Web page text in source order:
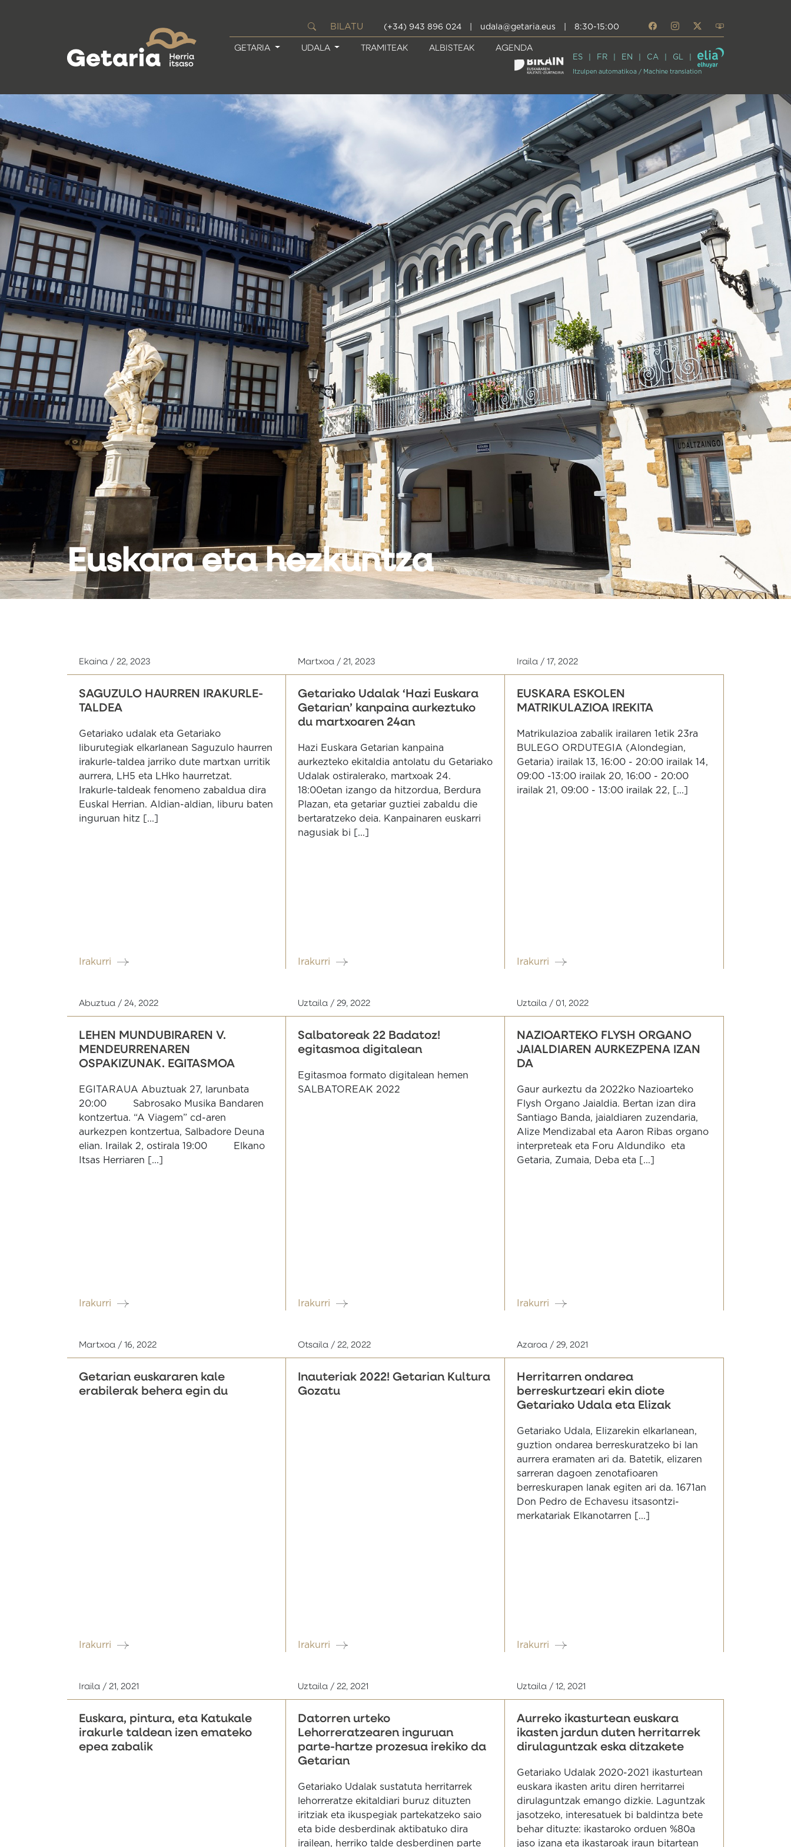
BILATU (+34) 943 896 024 udala@getaria.eus 8:30-15:00
GETARIA UDALA TRAMITEAK ALBISTEAK AGENDA
ES FR EN CA GL
Itzulpen automatikoa / Machine translation
Euskara eta hezkuntza
Ekaina / 22, 2023
SAGUZULO HAURREN IRAKURLE-
TALDEA
Getariako udalak eta Getariako
liburutegiak elkarlanean Saguzulo haurren
irakurle-taldea jarriko dute martxan urritik
aurrera, LH5 eta LHko haurretzat.
Irakurle-taldeak fenomeno zabaldua dira
Euskal Herrian. Aldian-aldian, liburu baten
inguruan hitz [...]
Irakurri
Martxoa / 21, 2023
Getariako Udalak ‘Hazi Euskara
Getarian’ kanpaina aurkeztuko
du martxoaren 24an
Hazi Euskara Getarian kanpaina
aurkezteko ekitaldia antolatu du Getariako
Udalak ostiralerako, martxoak 24.
18:00etan izango da hitzordua, Berdura
Plazan, eta getariar guztiei zabaldu die
bertaratzeko deia. Kanpainaren euskarri
nagusiak bi [...]
Irakurri
Iraila / 17, 2022
EUSKARA ESKOLEN
MATRIKULAZIOA IREKITA
Matrikulazioa zabalik irailaren 1etik 23ra
BULEGO ORDUTEGIA (Alondegian,
Getaria) irailak 13, 16:00 - 20:00 irailak 14,
09:00 -13:00 irailak 20, 16:00 - 20:00
irailak 21, 09:00 - 13:00 irailak 22, [...]
Irakurri
Abuztua / 24, 2022
LEHEN MUNDUBIRAREN V.
MENDEURRENAREN
OSPAKIZUNAK. EGITASMOA
EGITARAUA Abuztuak 27, larunbata
20:00 Sabrosako Musika Bandaren
kontzertua. “A Viagem” cd-aren
aurkezpen kontzertua, Salbadore Deuna
elian. Irailak 2, ostirala 19:00 Elkano
Itsas Herriaren [...]
Irakurri
Uztaila / 29, 2022
Salbatoreak 22 Badatoz!
egitasmoa digitalean
Egitasmoa formato digitalean hemen
SALBATOREAK 2022
Irakurri
Uztaila / 01, 2022
NAZIOARTEKO FLYSH ORGANO
JAIALDIAREN AURKEZPENA IZAN
DA
Gaur aurkeztu da 2022ko Nazioarteko
Flysh Organo Jaialdia. Bertan izan dira
Santiago Banda, jaialdiaren zuzendaria,
Alize Mendizabal eta Aaron Ribas organo
interpreteak eta Foru Aldundiko eta
Getaria, Zumaia, Deba eta [...]
Irakurri
Martxoa / 16, 2022
Getarian euskararen kale
erabilerak behera egin du
Irakurri
Otsaila / 22, 2022
Inauteriak 2022! Getarian Kultura
Gozatu
Irakurri
Azaroa / 29, 2021
Herritarren ondarea
berreskurtzeari ekin diote
Getariako Udala eta Elizak
Getariako Udala, Elizarekin elkarlanean,
guztion ondarea berreskuratzeko bi lan
aurrera eramaten ari da. Batetik, elizaren
sarreran dagoen zenotafioaren
berreskurapen lanak egiten ari da. 1671an
Don Pedro de Echavesu itsasontzi-
merkatariak Elkanotarren [...]
Irakurri
Iraila / 21, 2021
Euskara, pintura, eta Katukale
irakurle taldean izen emateko
epea zabalik
Uztaila / 22, 2021
Datorren urteko
Lehorreratzearen inguruan
parte-hartze prozesua irekiko da
Getarian
Getariako Udalak sustatuta herritarrek
lehorreratze ekitaldiari buruz dituzten
iritziak eta ikuspegiak partekatzeko saio
eta bide desberdinak aktibatuko dira
irailean, herriko talde desberdinen parte
Uztaila / 12, 2021
Aurreko ikasturtean euskara
ikasten jardun duten herritarrek
dirulaguntzak eska ditzakete
Getariako Udalak 2020-2021 ikasturtean
euskara ikasten aritu diren herritarrei
dirulaguntzak emango dizkie. Laguntzak
jasotzeko, interesatuek bi baldintza bete
behar dituzte: ikastaroko orduen %80a
jaso izana eta ikastaroak iraun bitartean